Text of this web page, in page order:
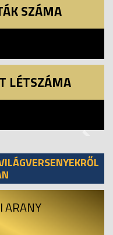
SZÁMA
LÉTSZÁMA
ARANY